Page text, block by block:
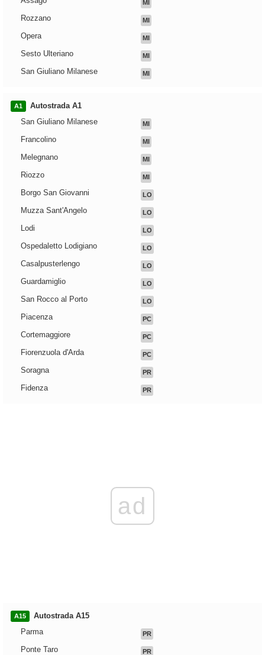
MI
Rozzano MI
Opera MI
Sesto Ulteriano MI
San Giuliano Milanese MI
A1
Autostrada A1
San Giuliano Milanese
MI
Francolino MI
Melegnano MI
Riozzo MI
Borgo San Giovanni LO
Muzza Sant'Angelo LO
Lodi LO
Ospedaletto Lodigiano LO
Casalpusterlengo LO
Guardamiglio LO
San Rocco al Porto LO
Piacenza PC
Cortemaggiore PC
Fiorenzuola d'Arda PC
Soragna PR
Fidenza PR
ad
A15
Autostrada A15
Parma
PR
Ponte Taro PR